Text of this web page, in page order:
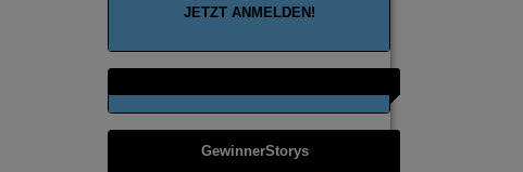
JETZT ANMELDEN!
GewinnerStorys